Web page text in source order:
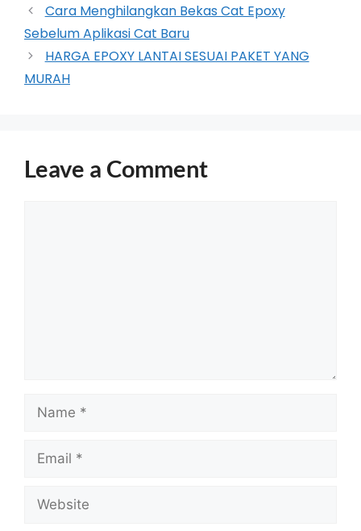
Cara Menghilangkan Bekas Cat Epoxy
Sebelum Aplikasi Cat Baru
HARGA EPOXY LANTAI SESUAI PAKET YANG
MURAH
Leave a Comment